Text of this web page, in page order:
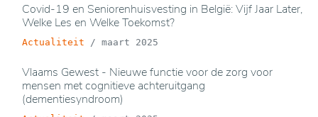
Covid-19 en Seniorenhuisvesting in België: Vijf Jaar Later,
Welke Les en Welke Toekomst?
Actualiteit / maart 2025
Vlaams Gewest - Nieuwe functie voor de zorg voor
mensen met cognitieve achteruitgang
(dementiesyndroom)